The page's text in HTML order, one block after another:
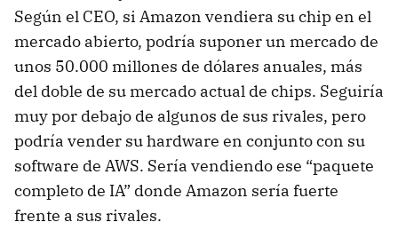
Según el CEO, si Amazon vendiera su chip en el
mercado abierto, podría suponer un mercado de
unos 50.000 millones de dólares anuales, más
del doble de su mercado actual de chips. Seguiría
muy por debajo de algunos de sus rivales, pero
podría vender su hardware en conjunto con su
software de AWS. Sería vendiendo ese “paquete
completo de IA” donde Amazon sería fuerte
frente a sus rivales.